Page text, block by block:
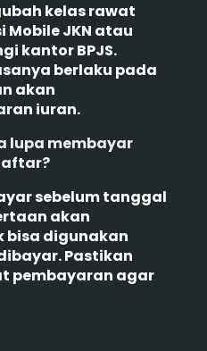
kelas rawat
JKN atau
kantor BPJS.
berlaku pada
akan
iuran.
lupa membayar
sebelum tanggal
akan
bisa digunakan
Pastikan
pembayaran agar